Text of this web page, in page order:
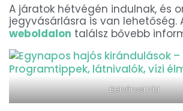
A járatok hétvégén indulnak, és
jegyvásárlásra is van lehetőség.
weboldalon találsz bővebb
Belvárosi híd